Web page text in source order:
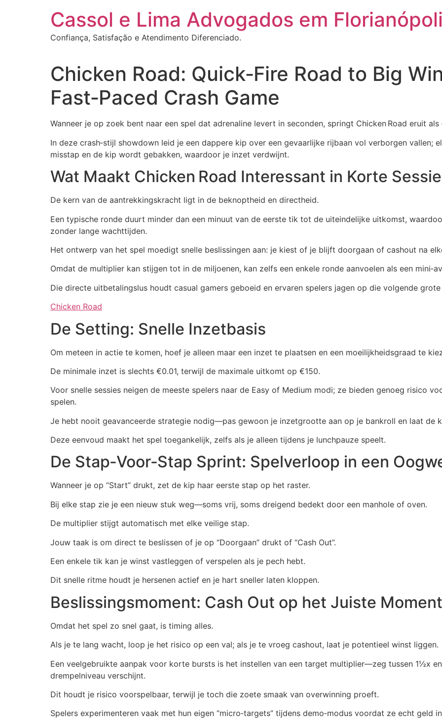
Cassol e Lima Advogados em
Confiança, Satisfação e Atendimento Diferenciado.
Chicken Road: Quick‑Fire Road to Big
Fast‑Paced Crash Game
Wanneer je op zoek bent naar een spel dat adrenaline levert in seconden, springt Chicken Road eruit als
In deze crash‑stijl showdown leid je een dappere kip over een gevaarlijke rijbaan vol verborgen vallen;
misstap en de kip wordt gebakken, waardoor je inzet verdwijnt.
Wat Maakt Chicken Road Interessant in Korte
De kern van de aantrekkingskracht ligt in de beknoptheid en directheid.
Een typische ronde duurt minder dan een minuut van de eerste tik tot de uiteindelijke uitkomst,
zonder lange wachttijden.
Het ontwerp van het spel moedigt snelle beslissingen aan: je kiest of je blijft doorgaan of cashout na
Omdat de multiplier kan stijgen tot in de miljoenen, kan zelfs een enkele ronde aanvoelen als een
Die directe uitbetalingslus houdt casual gamers geboeid en ervaren spelers jagen op die volgende
Chicken Road
De Setting: Snelle Inzetbasis
Om meteen in actie te komen, hoef je alleen maar een inzet te plaatsen en een moeilijkheidsgraad te
De minimale inzet is slechts €0.01, terwijl de maximale uitkomt op €150.
Voor snelle sessies neigen de meeste spelers naar de Easy of Medium modi; ze bieden genoeg risico
spelen.
Je hebt nooit geavanceerde strategie nodig—pas gewoon je inzetgrootte aan op je bankroll en laat de
Deze eenvoud maakt het spel toegankelijk, zelfs als je alleen tijdens je lunchpauze speelt.
De Stap‑Voor‑Stap Sprint: Spelverloop in een
Wanneer je op “Start” drukt, zet de kip haar eerste stap op het raster.
Bij elke stap zie je een nieuw stuk weg—soms vrij, soms dreigend bedekt door een manhole of oven.
De multiplier stijgt automatisch met elke veilige stap.
Jouw taak is om direct te beslissen of je op “Doorgaan” drukt of “Cash Out”.
Een enkele tik kan je winst vastleggen of verspelen als je pech hebt.
Dit snelle ritme houdt je hersenen actief en je hart sneller laten kloppen.
Beslissingsmoment: Cash Out op het Juiste Moment
Omdat het spel zo snel gaat, is timing alles.
Als je te lang wacht, loop je het risico op een val; als je te vroeg cashout, laat je potentieel winst liggen.
Een veelgebruikte aanpak voor korte bursts is het instellen van een target multiplier—zeg tussen 1½x
drempelniveau verschijnt.
Dit houdt je risico voorspelbaar, terwijl je toch die zoete smaak van overwinning proeft.
Spelers experimenteren vaak met hun eigen “micro‑targets” tijdens demo‑modus voordat ze echt geld